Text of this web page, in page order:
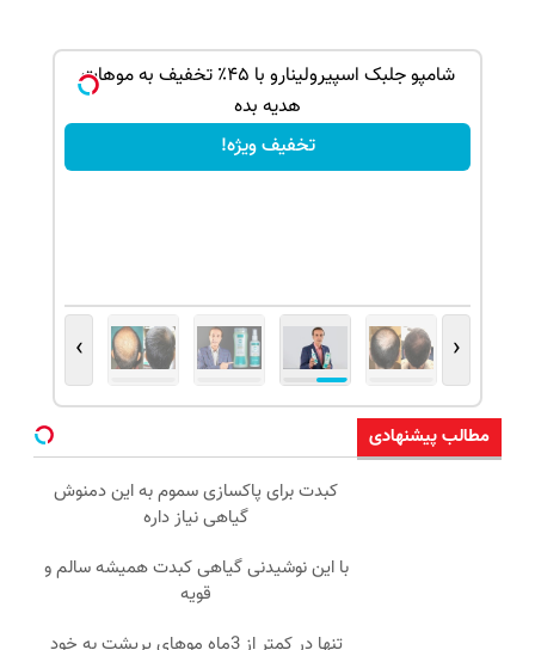
شامپو جلبک اسپیرولینارو با ۴۵٪ تخفیف به موهات
هدیه بده
تخفیف ویژه!
‹
›
مطالب پیشنهادی
کبدت برای پاکسازی سموم به این دمنوش
گیاهی نیاز داره
با این نوشیدنی گیاهی کبدت همیشه سالم و
قویه